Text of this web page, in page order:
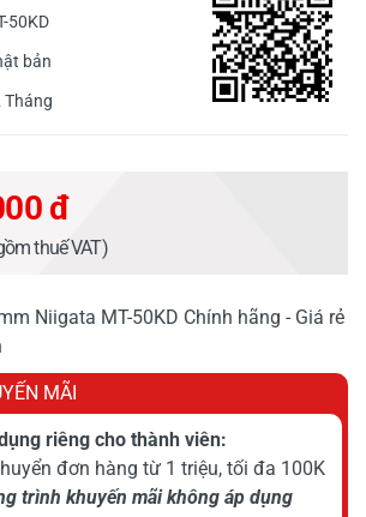
50KD
bản
Tháng
đ
thuế VAT)
Niigata MT-50KD Chính hãng - Giá rẻ
MÃI
riêng cho thành viên:
đơn hàng từ 1 triệu, tối đa 100K
trình khuyến mãi không áp dụng